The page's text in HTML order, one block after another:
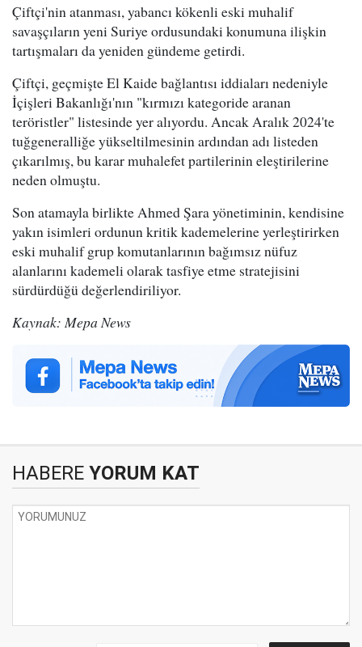
Çiftçi'nin atanması, yabancı kökenli eski muhalif
savaşçıların yeni Suriye ordusundaki konumuna ilişkin
tartışmaları da yeniden gündeme getirdi.
Çiftçi, geçmişte El Kaide bağlantısı iddiaları nedeniyle
İçişleri Bakanlığı'nın "kırmızı kategoride aranan
teröristler" listesinde yer alıyordu. Ancak Aralık 2024'te
tuğgeneralliğe yükseltilmesinin ardından adı listeden
çıkarılmış, bu karar muhalefet partilerinin eleştirilerine
neden olmuştu.
Son atamayla birlikte Ahmed Şara yönetiminin, kendisine
yakın isimleri ordunun kritik kademelerine yerleştirirken
eski muhalif grup komutanlarının bağımsız nüfuz
alanlarını kademeli olarak tasfiye etme stratejisini
sürdürdüğü değerlendiriliyor.
Kaynak: Mepa News
HABERE YORUM KAT